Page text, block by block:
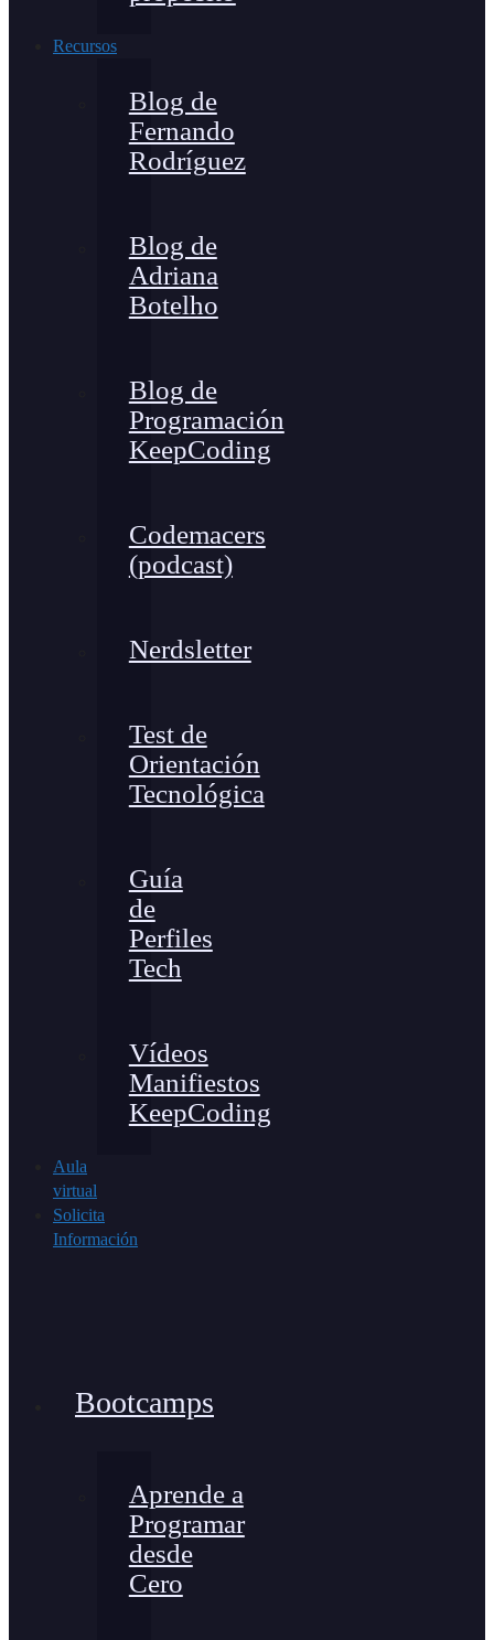
Recursos
Blog de
Fernando
Rodríguez
Blog de
Adriana
Botelho
Blog de
Programación
KeepCoding
Codemacers
(podcast)
Nerdsletter
Test de
Orientación
Tecnológica
Guía
de
Perfiles
Tech
Vídeos
Manifiestos
KeepCoding
Aula
virtual
Solicita
Información
Bootcamps
Aprende a
Programar
desde
Cero